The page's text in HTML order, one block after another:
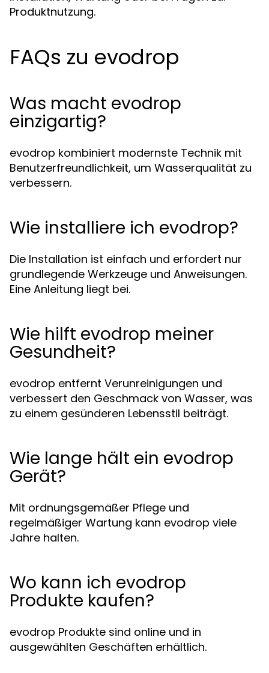
Produktnutzung.
FAQs zu evodrop
Was macht evodrop
einzigartig?
evodrop kombiniert modernste Technik mit
Benutzerfreundlichkeit, um Wasserqualität zu
verbessern.
Wie installiere ich evodrop?
Die Installation ist einfach und erfordert nur
grundlegende Werkzeuge und Anweisungen.
Eine Anleitung liegt bei.
Wie hilft evodrop meiner
Gesundheit?
evodrop entfernt Verunreinigungen und
verbessert den Geschmack von Wasser, was
zu einem gesünderen Lebensstil beiträgt.
Wie lange hält ein evodrop
Gerät?
Mit ordnungsgemäßer Pflege und
regelmäßiger Wartung kann evodrop viele
Jahre halten.
Wo kann ich evodrop
Produkte kaufen?
evodrop Produkte sind online und in
ausgewählten Geschäften erhältlich.